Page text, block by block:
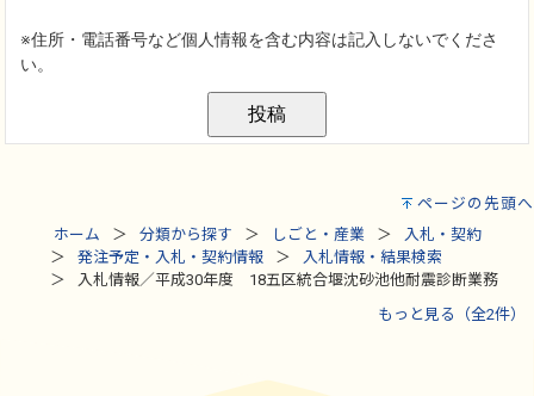
ページの先頭へ
ホーム
分類から探す しごと・産業
入札・契約
発注予定・入札・契約情報
入札情報・結果検索
入札情報／平成30年度 18五区統合堰沈砂池他耐震診断業務
もっと見る（全2件）